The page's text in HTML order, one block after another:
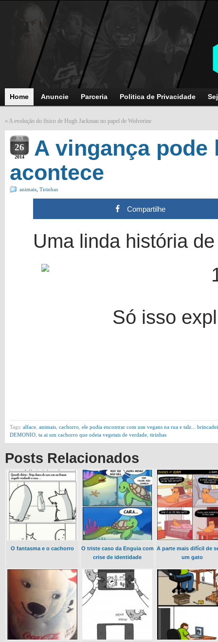
Home Anuncie Parceria Politica de Privacidade
« A evolução do físico de Hugh Jackman no papel de Wolverine
JUN
26
2014
A vingança pode
acontece
animais Tirinhas
Compartilhe
Uma linda história
Só isso
Tags: alface animais cachorro ele podia encontrar com usn vegans na rua e talz...
DEMONIO ta ai um cachorro que odeia vegetais de verdade tirinhas
Posts Relacionados
O fantasma e o cachorro
O triste caso da Enguia com
crise de identidade
A parte mais difícil de
um gato